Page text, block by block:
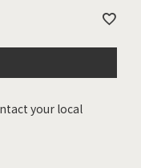
your local